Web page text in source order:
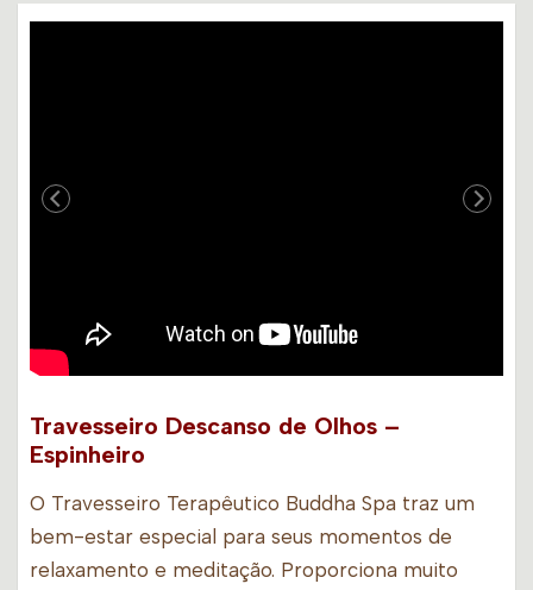
Travesseiro Descanso de Olhos –
Espinheiro
O Travesseiro Terapêutico Buddha Spa traz um
bem-estar especial para seus momentos de
relaxamento e meditação. Proporciona muito